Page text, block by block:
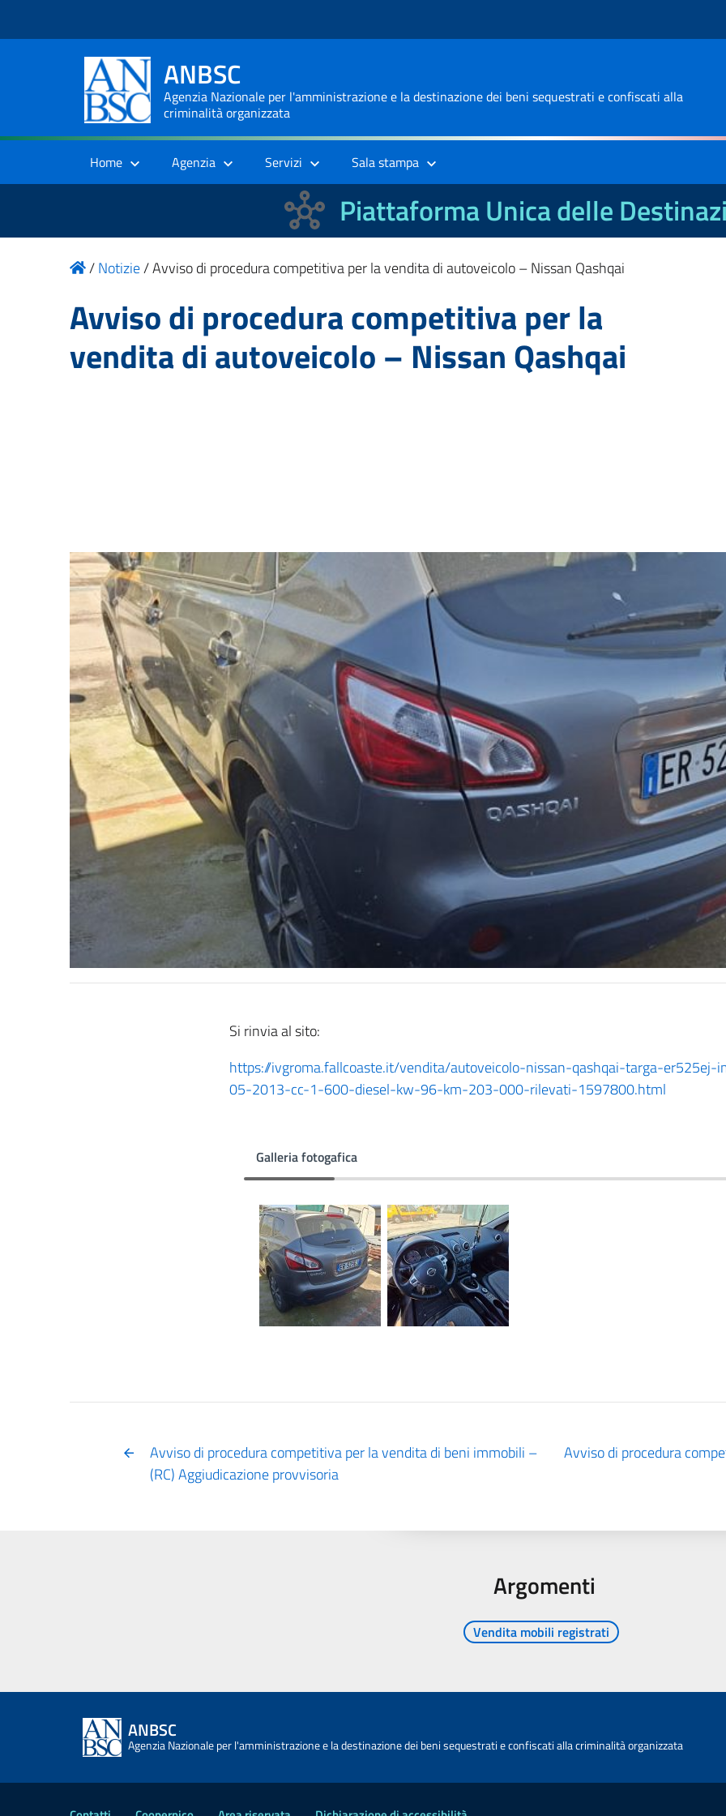
ANBSC
Agenzia Nazionale per l'amministrazione e la destinazione dei beni sequestrati e confiscati alla
criminalità organizzata
Home Agenzia Servizi Sala stampa
Piattaforma Unica delle
/Notizie/Avviso di procedura competitiva per la vendita di autoveicolo – Nissan Qashqai
Avviso di procedura competitiva per la
vendita di autoveicolo – Nissan Qashqai
Si rinvia al sito:
https://ivgroma.fallcoaste.it/vendita/autoveicolo-nissan-qashqai-targa-er525ej-
05-2013-cc-1-600-diesel-kw-96-km-203-000-rilevati-1597800.html
Galleria fotogafica
Avviso di procedura competitiva per la vendita di beni immobili –
(RC) Aggiudicazione provvisoria
Avviso di procedura
Argomenti
Vendita mobili registrati
ANBSC
Agenzia Nazionale per l'amministrazione e la destinazione dei beni sequestrati e confiscati alla criminalità organizzata